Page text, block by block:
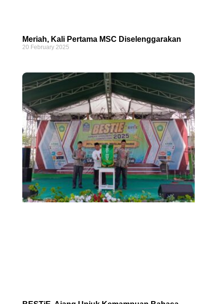
Meriah, Kali Pertama MSC Diselenggarakan
20 February 2025